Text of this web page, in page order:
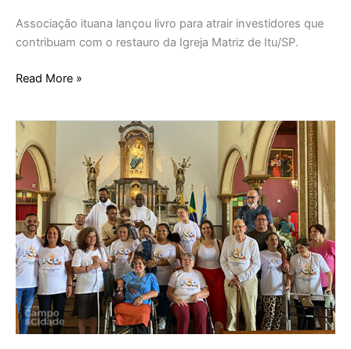
Associação ituana lançou livro para atrair investidores que
contribuam com o restauro da Igreja Matriz de Itu/SP.
Read More »
Mais
próxima
dos
altares